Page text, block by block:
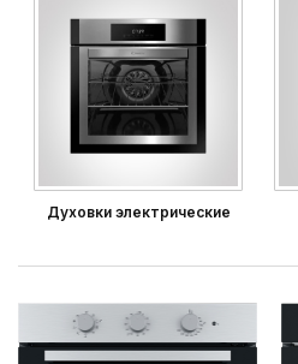
Духовки электрические